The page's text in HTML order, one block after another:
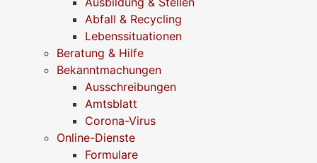
Abfall & Recycling
Lebenssituationen
Beratung & Hilfe
Bekanntmachungen
Ausschreibungen
Amtsblatt
Corona-Virus
Online-Dienste
Formulare